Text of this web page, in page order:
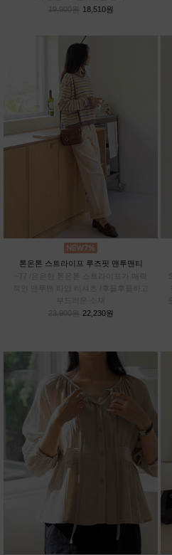
19,900원 18,510원
톤온톤 스트라이프 루즈핏 맨투맨티
~77 /은은한 톤온톤 스트라이프가 매력
적인 맨투맨 타입 티셔츠 /후들후들하고
부드러운 소재
23,900원 22,230원